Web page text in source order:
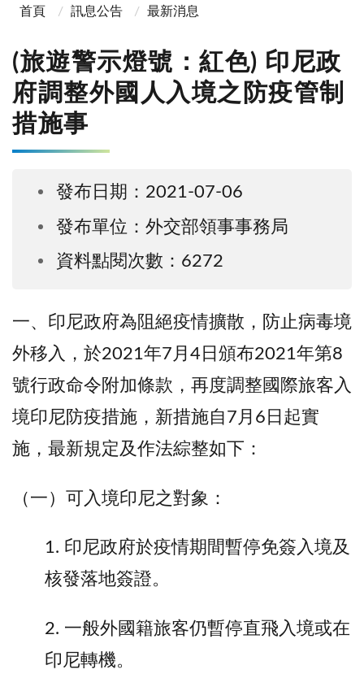
首頁 訊息公告 最新消息
(旅遊警示燈號：紅色) 印尼政
府調整外國人入境之防疫管制
措施事
發布日期：2021-07-06
發布單位：外交部領事事務局
資料點閱次數：6272
一、印尼政府為阻絕疫情擴散，防止病毒境
外移入，於2021年7月4日頒布2021年第8
號行政命令附加條款，再度調整國際旅客入
境印尼防疫措施，新措施自7月6日起實
施，最新規定及作法綜整如下：
（一）可入境印尼之對象：
1. 印尼政府於疫情期間暫停免簽入境及
核發落地簽證。
2. 一般外國籍旅客仍暫停直飛入境或在
印尼轉機。